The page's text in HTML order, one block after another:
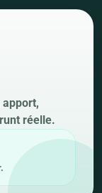
apport,
réelle.